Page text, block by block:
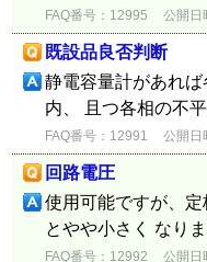
FAQ番号：12995 公開日
既設品良否判断
静電容量計があれ
内、 且つ各相の不
FAQ番号：12991 公開日
回路電圧
使用可能ですが、
とやや小さく なり
FAQ番号：12992 公開日